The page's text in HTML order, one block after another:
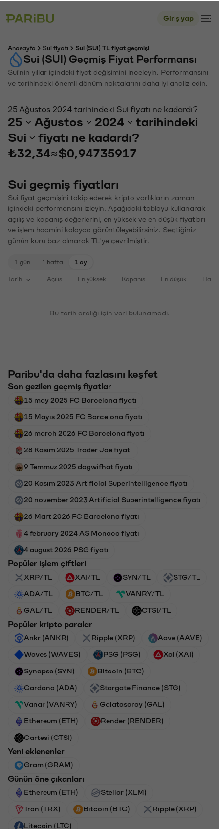
Giriş yap
Anasayfa Sui fiyatı Sui (SUI) TL fiyat geçmişi
Sui (SUI) Geçmiş Fiyat Performansı
Sui'nin yıllar içindeki fiyat değişimini inceleyin. Performansını
ve tarihindeki önemli dönüm noktalarını daha iyi analiz edin.
25 Ağustos 2024 tarihindeki Sui fiyatı ne kadardı?
25 Ağustos 2024
tarihindeki
Sui
fiyatı ne kadardı?
₺32,34≈$0,94735917
Sui geçmiş fiyatları
Sui fiyat geçmişini takip ederek kripto varlıkların zaman
içindeki performansını izleyin. Aşağıdaki tabloyu kullanarak
açılış ve kapanış değerlerini, en yüksek ve en düşük fiyatları
ve işlem hacmini kolayca görüntüleyebilirsiniz. Seçtiğiniz
günün kuru baz alınarak TL'ye çevrilmiştir.
1 gün 1 hafta 1 ay
Tarih Açılış En yüksek Kapanış En düşük
Bu tarih aralığı için veri bulunamadı.
Paribu'da daha fazlasını keşfet
Son gezilen geçmiş fiyatlar
15 may 2025 FC Barcelona fiyatı
15 Mayıs 2025 FC Barcelona fiyatı
26 march 2026 FC Barcelona fiyatı
28 Kasım 2025 Trader Joe fiyatı
9 Temmuz 2025 dogwifhat fiyatı
20 Kasım 2023 Artificial Superintelligence fiyatı
20 november 2023 Artificial Superintelligence fiyatı
26 Mart 2026 FC Barcelona fiyatı
4 february 2024 AS Monaco fiyatı
4 august 2026 PSG fiyatı
Popüler işlem çiftleri
XRP/TL XAI/TL SYN/TL STG/TL
ADA/TL BTC/TL VANRY/TL
GAL/TL RENDER/TL CTSI/TL
Popüler kripto paralar
Ankr (ANKR) Ripple (XRP) Aave (AAVE)
Waves (WAVES) PSG (PSG) Xai (XAI)
Synapse (SYN) Bitcoin (BTC)
Cardano (ADA) Stargate Finance (STG)
Vanar (VANRY) Galatasaray (GAL)
Ethereum (ETH) Render (RENDER)
Cartesi (CTSI)
Yeni eklenenler
Gram (GRAM)
Günün öne çıkanları
Ethereum (ETH) Stellar (XLM)
Tron (TRX) Bitcoin (BTC) Ripple (XRP)
Litecoin (LTC)